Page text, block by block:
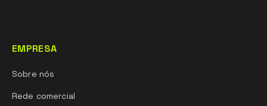
EMPRESA
Sobre nós
Rede comercial